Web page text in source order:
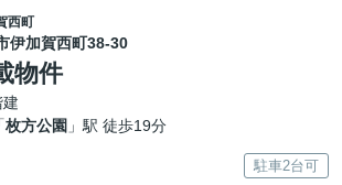
西町
伊加賀西町38-30
物件
「枚方公園 」駅 徒歩19分
駐車2台可